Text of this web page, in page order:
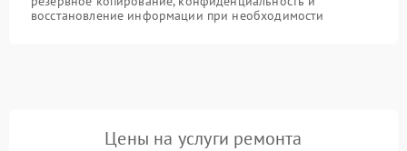
восстановление информации при необходимости
Цены на услуги ремонта